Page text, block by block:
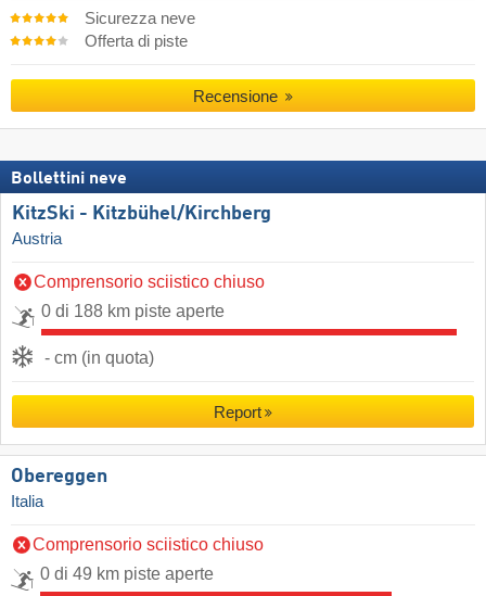
Sicurezza neve
Offerta di piste
Recensione
Bollettini neve
KitzSki - Kitzbühel/​Kirchberg
Austria
Comprensorio sciistico chiuso
0 di 188 km piste aperte
- cm (in quota)
Report
Obereggen
Italia
Comprensorio sciistico chiuso
0 di 49 km piste aperte